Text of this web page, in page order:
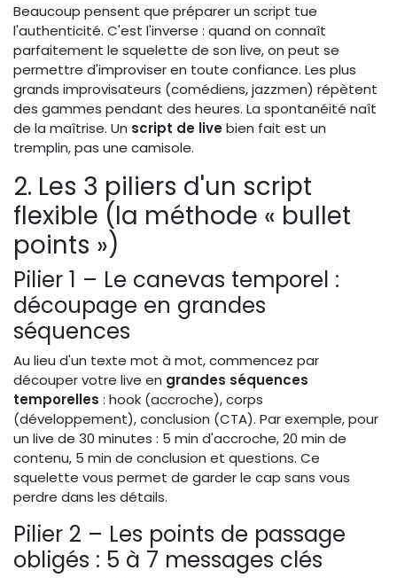
Beaucoup pensent que préparer un script tue
l'authenticité. C'est l'inverse : quand on connaît
parfaitement le squelette de son live, on peut se
permettre d'improviser en toute confiance. Les plus
grands improvisateurs (comédiens, jazzmen) répètent
des gammes pendant des heures. La spontanéité naît
de la maîtrise. Un script de livebien fait est un
tremplin, pas une camisole.
2. Les 3 piliers d'un script
flexible (la méthode « bullet
points »)
Pilier 1 – Le canevas temporel :
découpage en grandes
séquences
Au lieu d'un texte mot à mot, commencez par
découper votre live en grandes séquences
temporelles : hook (accroche), corps
(développement), conclusion (CTA). Par exemple, pour
un live de 30 minutes : 5 min d'accroche, 20 min de
contenu, 5 min de conclusion et questions. Ce
squelette vous permet de garder le cap sans vous
perdre dans les détails.
Pilier 2 – Les points de passage
obligés : 5 à 7 messages clés